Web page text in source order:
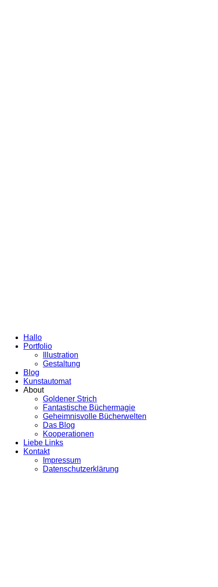
Hallo
Portfolio
Illustration
Gestaltung
Blog
Kunstautomat
About
Goldener Strich
Fantastische Büchermagie
Geheimnisvolle Bücherwelten
Das Blog
Kooperationen
Liebe Links
Kontakt
Impressum
Datenschutzerklärung